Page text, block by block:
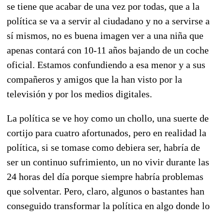
se tiene que acabar de una vez por todas, que a la
política se va a servir al ciudadano y no a servirse a
sí mismos, no es buena imagen ver a una niña que
apenas contará con 10-11 años bajando de un coche
oficial. Estamos confundiendo a esa menor y a sus
compañeros y amigos que la han visto por la
televisión y por los medios digitales.
La política se ve hoy como un chollo, una suerte de
cortijo para cuatro afortunados, pero en realidad la
política, si se tomase como debiera ser, habría de
ser un continuo sufrimiento, un no vivir durante las
24 horas del día porque siempre habría problemas
que solventar. Pero, claro, algunos o bastantes han
conseguido transformar la política en algo donde lo